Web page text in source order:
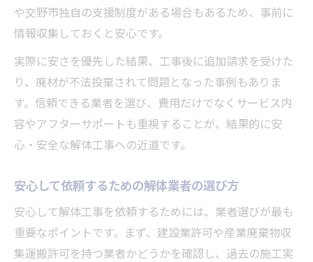
や交野市独自の支援制度がある場合もあるため、事前に
情報収集しておくと安心です。
実際に安さを優先した結果、工事後に追加請求を受けた
り、廃材が不法投棄されて問題となった事例もありま
す。信頼できる業者を選び、費用だけでなくサービス内
容やアフターサポートも重視することが、結果的に安
心・安全な解体工事への近道です。
安心して依頼するための解体業者の選び方
安心して解体工事を依頼するためには、業者選びが最も
重要なポイントです。まず、建設業許可や産業廃棄物収
集運搬許可を持つ業者かどうかを確認し、過去の施工実